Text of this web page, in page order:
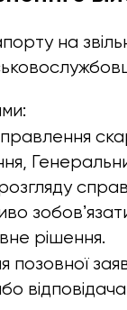
на
рішення.